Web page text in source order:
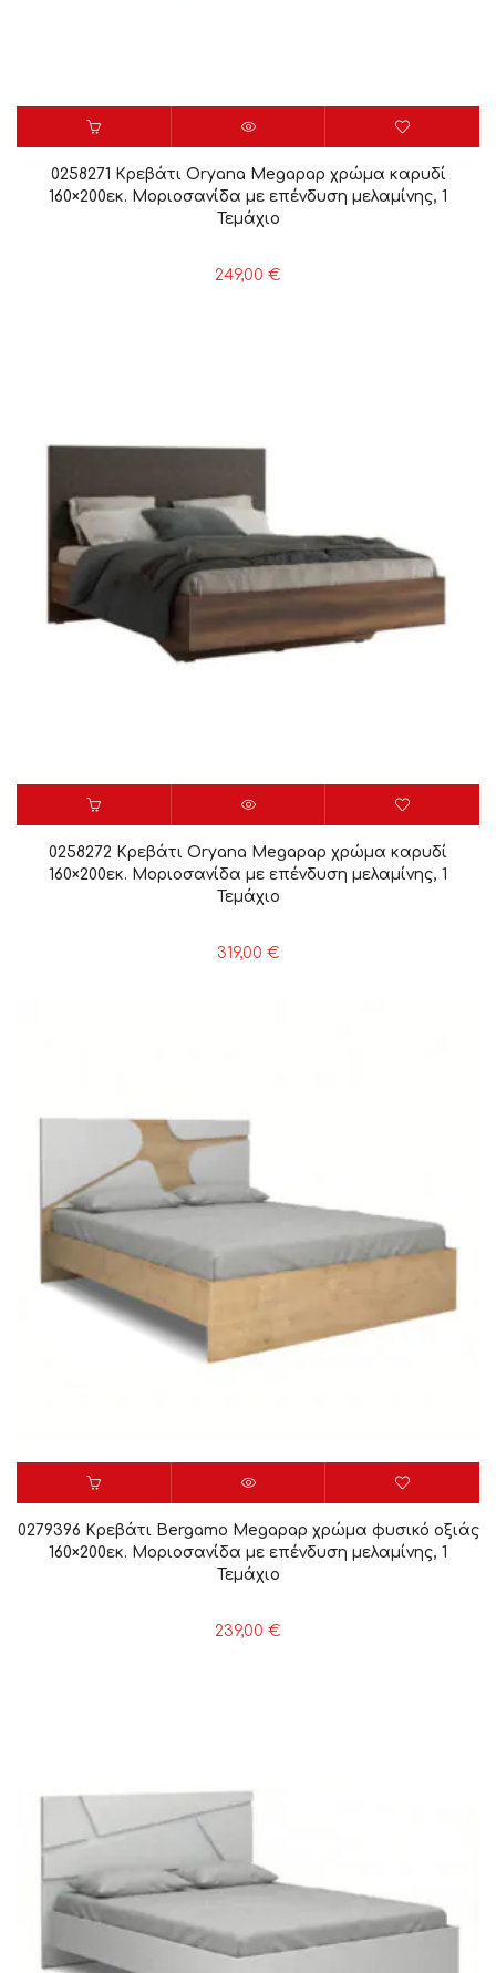
0258271 Κρεβάτι Oryana Megapap χρώμα καρυδί
160×200εκ. Μοριοσανίδα με επένδυση μελαμίνης, 1
Τεμάχιο
249,00 €
0258272 Κρεβάτι Oryana Megapap χρώμα καρυδί
160×200εκ. Μοριοσανίδα με επένδυση μελαμίνης, 1
Τεμάχιο
319,00 €
0279396 Κρεβάτι Bergamo Megapap χρώμα φυσικό οξιάς
160×200εκ. Μοριοσανίδα με επένδυση μελαμίνης, 1
Τεμάχιο
239,00 €